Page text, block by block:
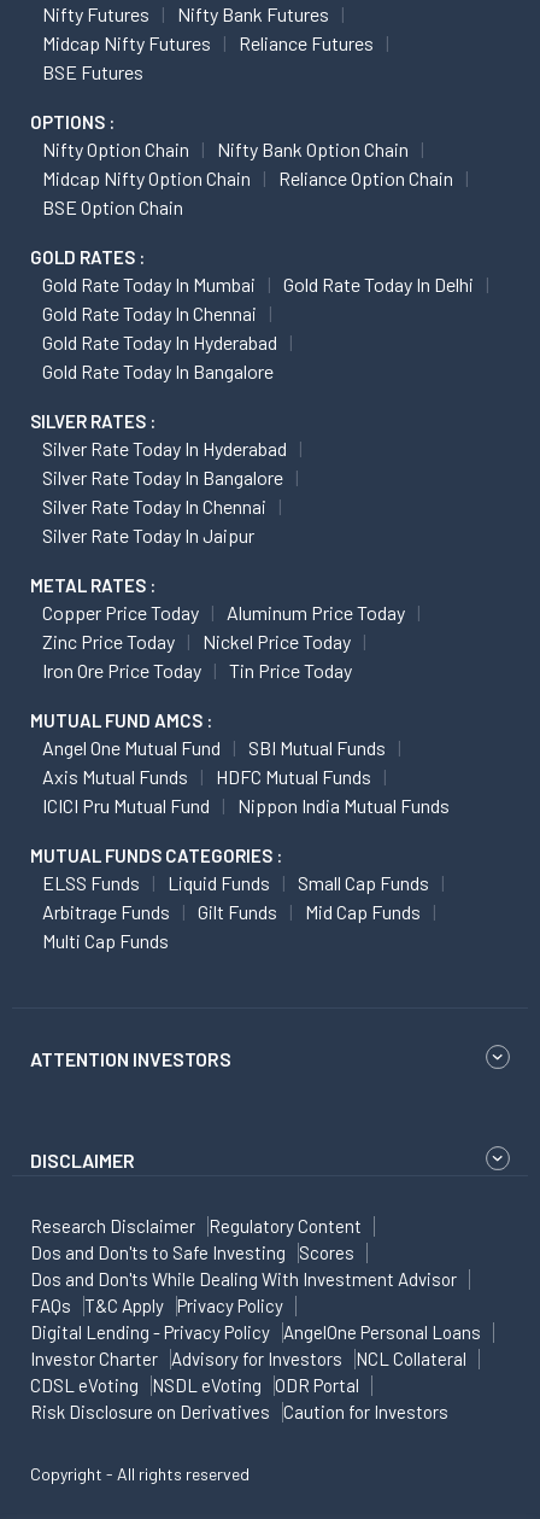
Nifty Futures
Nifty Bank Futures
Midcap Nifty Futures
Reliance Futures
BSE Futures
OPTIONS :
Nifty Option Chain
Nifty Bank Option Chain
Midcap Nifty Option Chain
Reliance Option Chain
BSE Option Chain
GOLD RATES :
Gold Rate Today In Mumbai
Gold Rate Today In Delhi
Gold Rate Today In Chennai
Gold Rate Today In Hyderabad
Gold Rate Today In Bangalore
SILVER RATES :
Silver Rate Today In Hyderabad
Silver Rate Today In Bangalore
Silver Rate Today In Chennai
Silver Rate Today In Jaipur
METAL RATES :
Copper Price Today
Aluminum Price Today
Zinc Price Today
Nickel Price Today
Iron Ore Price Today
Tin Price Today
MUTUAL FUND AMCS :
Angel One Mutual Fund
SBI Mutual Funds
Axis Mutual Funds
HDFC Mutual Funds
ICICI Pru Mutual Fund
Nippon India Mutual Funds
MUTUAL FUNDS CATEGORIES :
ELSS Funds Liquid Funds
Small Cap Funds
Arbitrage Funds
Gilt Funds
Mid Cap Funds
Multi Cap Funds
ATTENTION INVESTORS
DISCLAIMER
Research Disclaimer
Regulatory Content
Dos and Don'ts to Safe Investing
Scores
Dos and Don'ts While Dealing With Investment Advisor
FAQs
T&C Apply
Privacy Policy
Digital Lending - Privacy Policy
AngelOne Personal Loans
Investor Charter
Advisory for Investors
NCL Collateral
CDSL eVoting
NSDL eVoting
ODR Portal
Risk Disclosure on Derivatives
Caution for Investors
Copyright - All rights reserved